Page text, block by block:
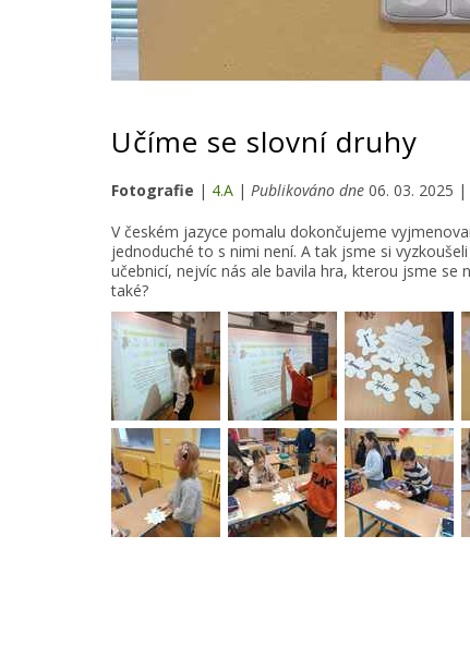
Učíme se slovní druhy
Fotografie | 4.A | Publikováno dne 06. 03. 2025 |
V českém jazyce pomalu dokončujeme
jednoduché to s nimi není. A tak jsme si
učebnicí, nejvíc nás ale bavila hra, kterou jsme se
také?